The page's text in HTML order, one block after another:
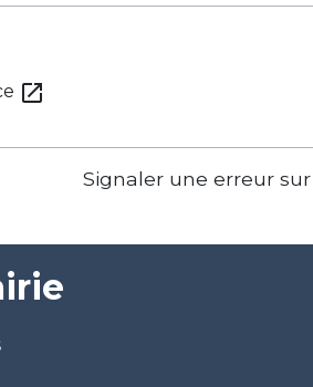
open_in_new
Signaler une erreur